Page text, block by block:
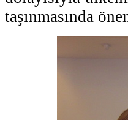
taşınmasında